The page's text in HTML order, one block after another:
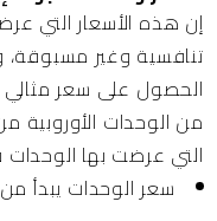
إن هذه الأسعار التي
تنافسية وغير
الحصول على سعر
من الوحدات الأوروبية
التي عرضت بها
سعر الوحدات يبدأ من 75,000 جنيه للمتر.